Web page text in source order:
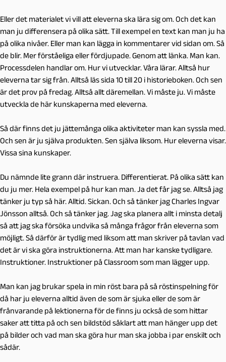
Eller det materialet vi vill att eleverna ska lära sig om. Och det kan
man ju differensera på olika sätt. Till exempel en text kan man ju ha
på olika nivåer. Eller man kan lägga in kommentarer vid sidan om. Så
de blir. Mer förståeliga eller fördjupade. Genom att länka. Man kan.
Processdelen handlar om. Hur vi utvecklar. Våra lärar. Alltså hur
eleverna tar sig från. Alltså läs sida 10 till 20 i historieboken. Och sen
är det prov på fredag. Alltså allt däremellan. Vi måste ju. Vi måste
utveckla de här kunskaperna med eleverna.
Så där finns det ju jättemånga olika aktiviteter man kan syssla med.
Och sen är ju själva produkten. Sen själva liksom. Hur eleverna visar.
Vissa sina kunskaper.
Du nämnde lite grann där instruera. Differentierat. På olika sätt kan
du ju mer. Hela exempel på hur kan man. Ja det får jag se. Alltså jag
tänker ju typ så här. Alltid. Sickan. Och så tänker jag Charles Ingvar
Jönsson alltså. Och så tänker jag. Jag ska planera allt i minsta detalj
så att jag ska försöka undvika så många frågor från eleverna som
möjligt. Så därför är tydlig med liksom att man skriver på tavlan vad
det är vi ska göra instruktionerna. Att man har kanske tydligare.
Instruktioner. Instruktioner på Classroom som man lägger upp.
Man kan jag brukar spela in min röst bara på så röstinspelning för
då har ju eleverna alltid även de som är sjuka eller de som är
frånvarande på lektionerna för de finns ju också de som hittar
saker att titta på och sen bildstöd såklart att man hänger upp det
på bilder och vad man ska göra hur man ska jobba i par enskilt och
sådär.